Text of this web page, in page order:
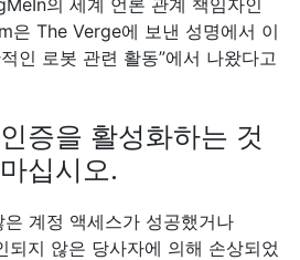
의 세계 언론 관계 책임자인
The Verge에 보낸 성명에서 이
인 로봇 관련 활동”에서 나왔다고
증을 활성화하는 것
십시오.
계정 액세스가 성공했거나
되지 않은 당사자에 의해 손상되었